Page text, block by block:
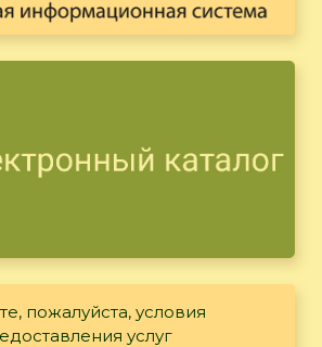
пожалуйста, условия
услуг